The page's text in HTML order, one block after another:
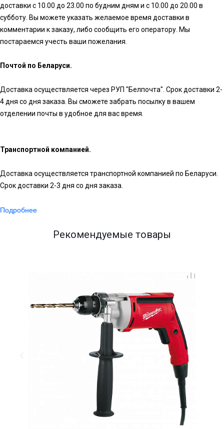
доставки с 10.00 до 23.00 по будним дням и с 10.00 до 20.00 в
субботу. Вы можете указать желаемое время доставки в
комментарии к заказу, либо сообщить его оператору. Мы
постараемся учесть ваши пожелания.
Почтой по Беларуси.
Доставка осуществляется через РУП "Белпочта". Срок доставки 2-
4 дня со дня заказа. Вы сможете забрать посылку в вашем
отделении почты в удобное для вас время.
Транспортной компанией.
Доставка осуществляется транспортной компанией по Беларуси.
Срок доставки 2-3 дня со дня заказа.
Подробнее
Рекомендуемые товары